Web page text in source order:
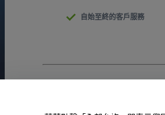
自始至終的客戶服務